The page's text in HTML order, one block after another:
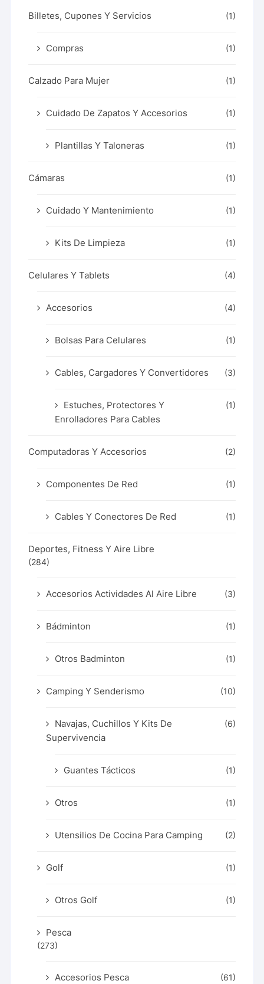
Billetes, Cupones Y Servicios (1)
Compras (1)
Calzado Para Mujer (1)
Cuidado De Zapatos Y Accesorios (1)
Plantillas Y Taloneras (1)
Cámaras (1)
Cuidado Y Mantenimiento (1)
Kits De Limpieza (1)
Celulares Y Tablets (4)
Accesorios (4)
Bolsas Para Celulares (1)
Cables, Cargadores Y Convertidores (3)
Estuches, Protectores Y
Enrolladores Para Cables
(1)
Computadoras Y Accesorios (2)
Componentes De Red (1)
Cables Y Conectores De Red (1)
Deportes, Fitness Y Aire Libre
(284)
Accesorios Actividades Al Aire Libre (3)
Bádminton (1)
Otros Badminton (1)
Camping Y Senderismo (10)
Navajas, Cuchillos Y Kits De
Supervivencia
(6)
Guantes Tácticos (1)
Otros (1)
Utensilios De Cocina Para Camping (2)
Golf (1)
Otros Golf (1)
Pesca
(273)
Accesorios Pesca (61)